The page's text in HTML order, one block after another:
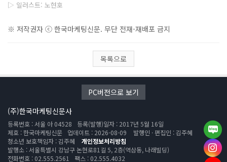
▷ 일러스트: 노현호
※ 저작권자 ⓒ 한국마케팅신문. 무단 전재-재배포 금지
목록으로
PC버전으로 보기
(주)한국마케팅신문사
등록번호 : 서울 아 04528
등록(발행)일자 : 2017년 5월 16일
제호 : 한국마케팅신문
업데이트 : 2026-08-09
발행인 · 편집인 : 김주혜
청소년 보호책임자 : 김주혜
개인정보처리방침
발행소 : 서울특별시 강남구 논현로81길 5, 2층(역삼동, 나래빌딩)
전화번호 : 02.555.2561
팩스 : 02.555.4032